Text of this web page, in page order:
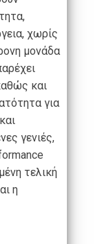
χωρίς
μονάδα
και
για
γενιές,
τελική
η